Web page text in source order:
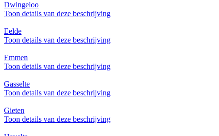
Dwingeloo
Toon details van deze beschrijving
Eelde
Toon details van deze beschrijving
Emmen
Toon details van deze beschrijving
Gasselte
Toon details van deze beschrijving
Gieten
Toon details van deze beschrijving